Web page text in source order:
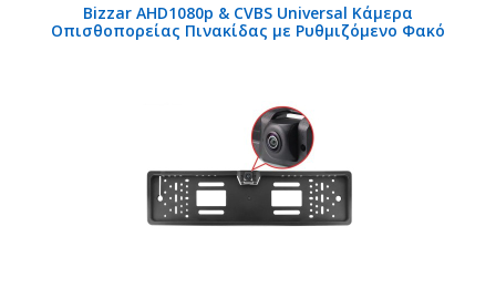
Bizzar AHD1080p & CVBS Universal Κάμερα
Οπισθοπορείας Πινακίδας με Ρυθμιζόμενο Φακό